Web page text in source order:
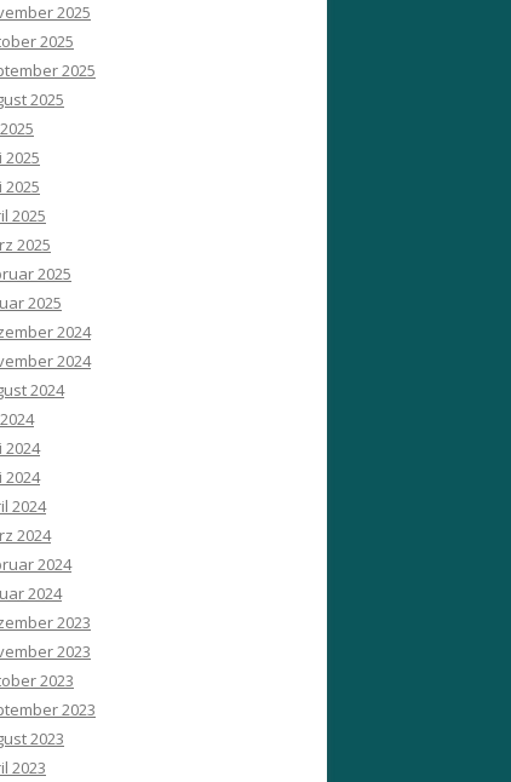
2025
2025
2025
2025
2025
2025
2025
2025
2025
2025
2024
2024
2024
2024
2024
2024
2024
2024
2024
2023
2023
2023
2023
2023
2023